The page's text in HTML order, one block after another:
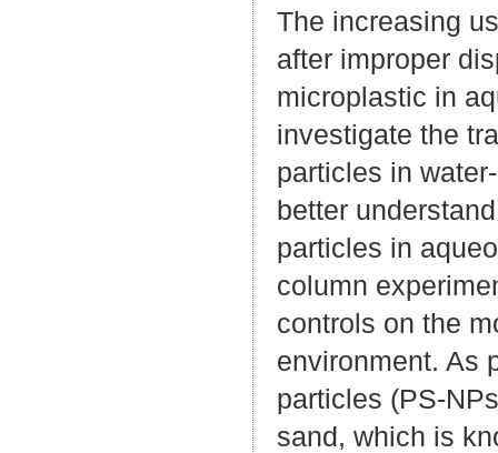
The increasing
after improper
microplastic in
investigate the
particles in
better
particles in
column
controls on the
environment. As
particles (PS-
sand, which is